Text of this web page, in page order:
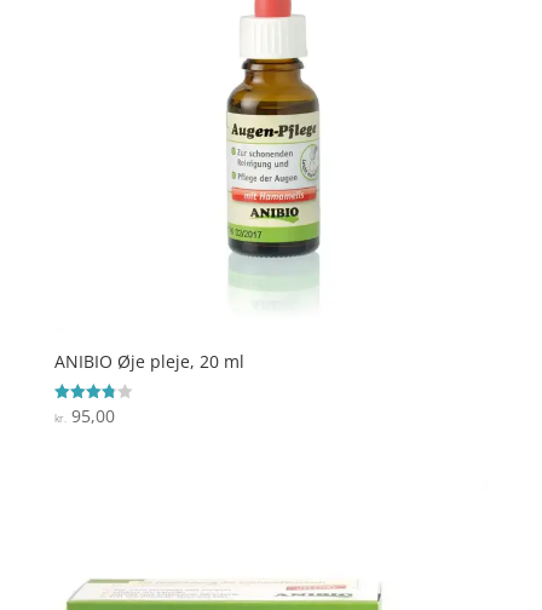
ANIBIO Øje pleje, 20 ml
Vurderet
3.8
kr.95,00